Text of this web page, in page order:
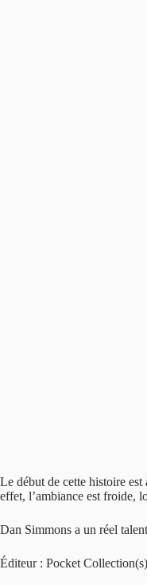
Le début de cette histoire
effet, l’ambiance est froide,
Dan Simmons a un réel
Éditeur : Pocket